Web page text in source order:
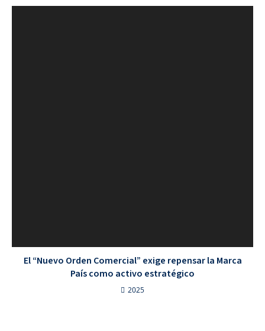
El “Nuevo Orden Comercial” exige repensar la Marca
País como activo estratégico
2025